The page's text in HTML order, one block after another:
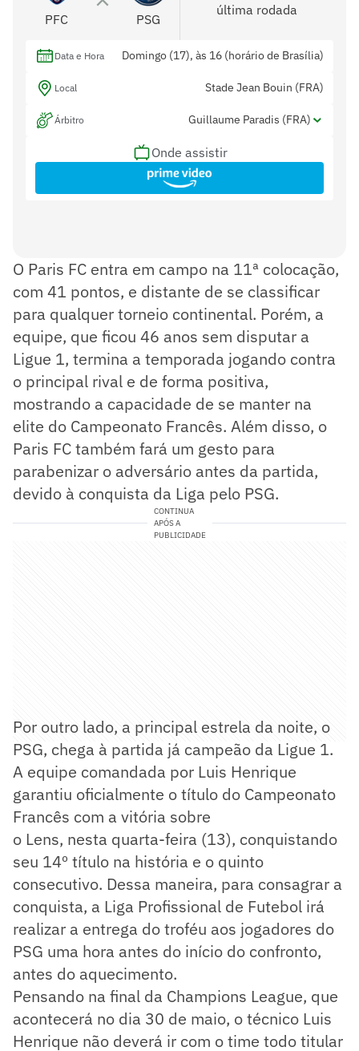
PFC PSG
última rodada
Data e Hora Domingo (17), às 16 (horário de Brasília)
Local Stade Jean Bouin (FRA)
Árbitro Guillaume Paradis (FRA)
Assistentes
Ludovic Reyes (FRA) e Nicolas Durand
(FRA)
Onde assistir
O Paris FC entra em campo na 11ª colocação,
com 41 pontos, e distante de se classificar
para qualquer torneio continental. Porém, a
equipe, que ficou 46 anos sem disputar a
Ligue 1, termina a temporada jogando contra
o principal rival e de forma positiva,
mostrando a capacidade de se manter na
elite do Campeonato Francês. Além disso, o
Paris FC também fará um gesto para
parabenizar o adversário antes da partida,
devido à conquista da Liga pelo PSG.
CONTINUA
APÓS A
PUBLICIDADE
Por outro lado, a principal estrela da noite, o
PSG, chega à partida já campeão da Ligue 1.
A equipe comandada por Luis Henrique
garantiu oficialmente o título do Campeonato
Francês com a vitória sobre
o Lens, nesta quarta-feira (13), conquistando
seu 14º título na história e o quinto
consecutivo. Dessa maneira, para consagrar a
conquista, a Liga Profissional de Futebol irá
realizar a entrega do troféu aos jogadores do
PSG uma hora antes do início do confronto,
antes do aquecimento.
Pensando na final da Champions League, que
acontecerá no dia 30 de maio, o técnico Luis
Henrique não deverá ir com o time todo titular